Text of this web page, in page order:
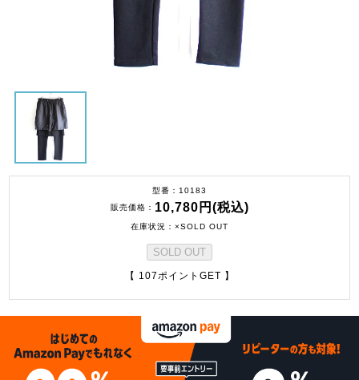
型番
10183
販売価格
10,780円(税込)
在庫状況 ×SOLD OUT
SOLD OUT
【 107ポイントGET 】